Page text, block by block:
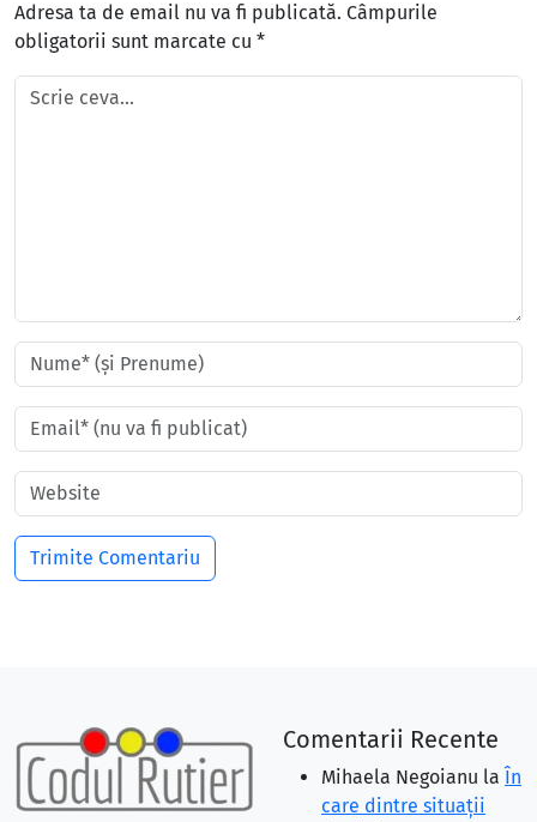
Adresa ta de email nu va fi publicată. Câmpurile
obligatorii sunt marcate cu *
Comentarii Recente
Mihaela Negoianu la În
care dintre situaţii